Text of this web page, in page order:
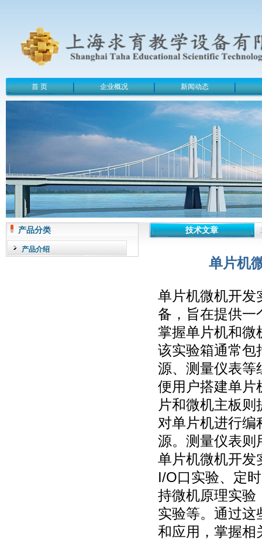
首 页 企业概况 新闻动态
产品分类
产品介绍
技术文章
单片机
单片机微机开发
备，旨在提供一
掌握单片机和微
该实验箱通常包
源、测量仪表等
便用户搭建单片
片和微机主板
对单片机进行编
源。测量仪表则
单片机微机开发
I/O口实验、定
持微机原理实验
实验等。通过这
和应用，掌握相